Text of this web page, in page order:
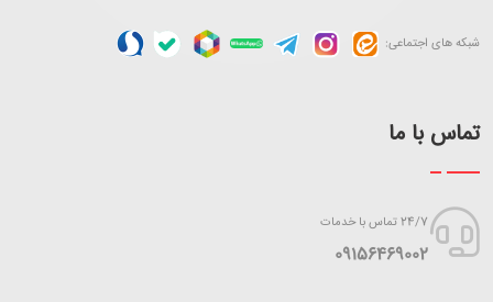
شبکه های اجتماعی:
تماس با ما
24/7 تماس با خدمات
‪09156469002